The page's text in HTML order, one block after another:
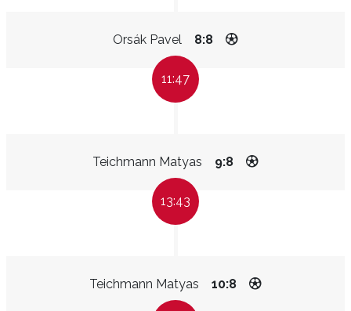
Orsák Pavel 8:8
11:47
Teichmann Matyas 9:8
13:43
Teichmann Matyas 10:8